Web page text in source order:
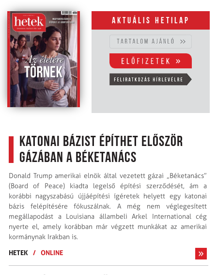
Aktuális hetilap
Katonai bázist építhet először
Gázában a Béketanács
Donald Trump amerikai elnök által vezetett gázai „Béketanács”
(Board of Peace) kiadta legelső építési szerződését, ám a
korábbi nagyszabású újjáépítési ígéretek helyett egy katonai
bázis felépítésére fókuszálnak. A még nem véglegesített
megállapodást a Louisiana állambeli Arkel International cég
nyerte el, amely korábban már végzett munkákat az amerikai
kormánynak Irakban is.
HETEK
/ ONLINE